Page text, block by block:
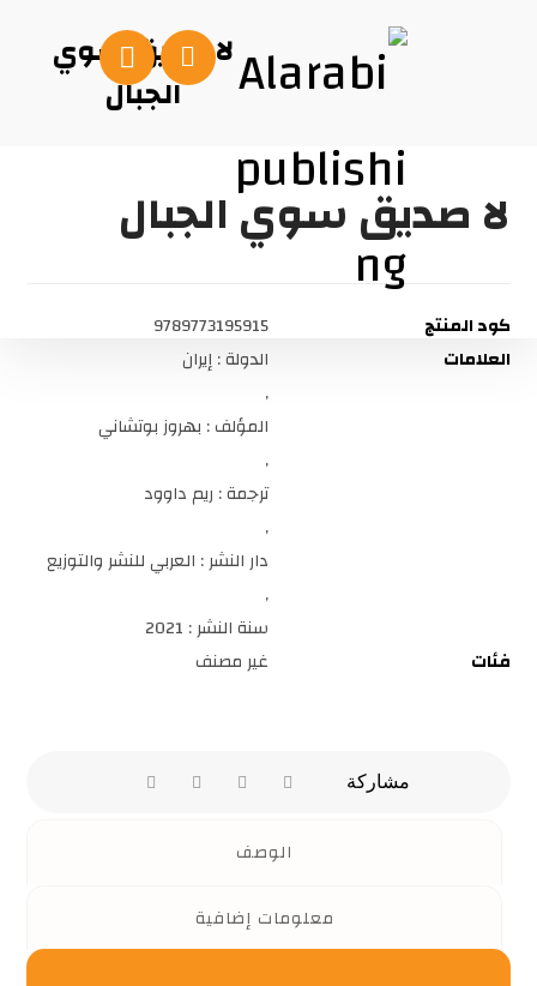
لا صديق سوي
الجبال
لا صديق سوي الجبال
كود المنتج
9789773195915
العلامات
الدولة : إيران
,
المؤلف : بهروز بوتشاني
,
ترجمة : ريم داوود
,
دار النشر : العربي للنشر والتوزيع
,
سنة النشر : 2021
فئات
غير مصنف
الوصف
معلومات إضافية